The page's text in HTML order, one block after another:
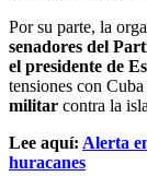
Por su parte, la
senadores del
el presidente de
tensiones con
militar contra la
Lee aquí: Alerta
huracanes